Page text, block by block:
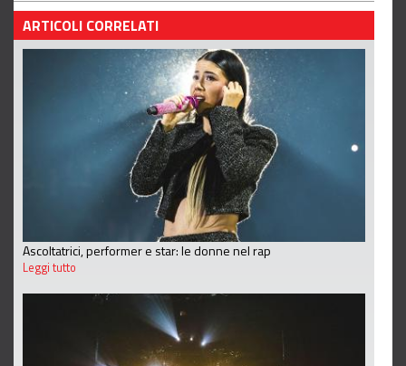
ARTICOLI CORRELATI
Ascoltatrici, performer e star: le donne nel rap
Leggi tutto